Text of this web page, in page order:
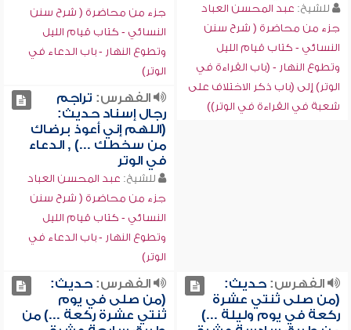
للشيخ: عبد المحسن العباد
جزء من محاضرة ( شرح سنن
النسائي - كتاب قيام الليل
وتطوع النهار - (باب القراءة في
الوتر) إلى (باب ذكر الاختلاف على
شعبة في القراءة في الوتر))
جزء من محاضرة ( شرح سنن
النسائي - كتاب قيام الليل
وتطوع النهار - باب الدعاء في
الوتر)
الفهرس: تراجم
رجال إسناد حديث:
(اللهم إني أعوذ برضاك
من سخطك ...) , الدعاء
في الوتر
للشيخ: عبد المحسن العباد
جزء من محاضرة ( شرح سنن
النسائي - كتاب قيام الليل
وتطوع النهار - باب الدعاء في
الوتر)
الفهرس:حديث:
(من صلى ثنتي عشرة
ركعة في يوم وليلة ...)
الفهرس:حديث:
(من صلى في يوم
ثنتي عشرة ركعة ...) من